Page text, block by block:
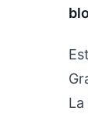
La